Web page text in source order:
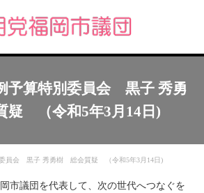
予算特別委員会 黒子 秀勇
（令和5年3月14日)
員会 黒子 秀勇樹 総会質疑 （令和5年3月14日)
議団を代表して、次の世代へつなぐを